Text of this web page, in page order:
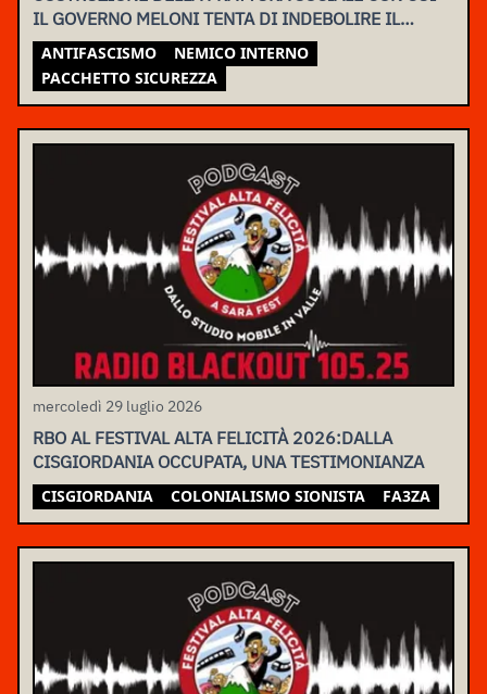
IL GOVERNO MELONI TENTA DI INDEBOLIRE IL
MOVIMENTO
ANTIFASCISMO
NEMICO INTERNO
PACCHETTO SICUREZZA
mercoledì 29 luglio 2026
RBO AL FESTIVAL ALTA FELICITÀ 2026:DALLA
CISGIORDANIA OCCUPATA, UNA TESTIMONIANZA
CISGIORDANIA COLONIALISMO SIONISTA FA3ZA